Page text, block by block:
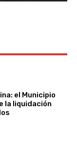
el Municipio
la liquidación